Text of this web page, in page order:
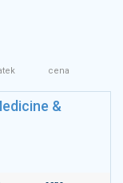
cena
&